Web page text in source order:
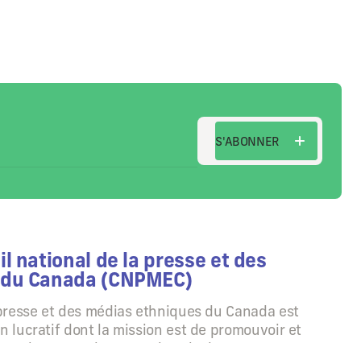
S'ABONNER
S'ABONNER
national de la presse et des
Canada (CNPMEC)
et des médias ethniques du Canada est
lucratif dont la mission est de promouvoir et